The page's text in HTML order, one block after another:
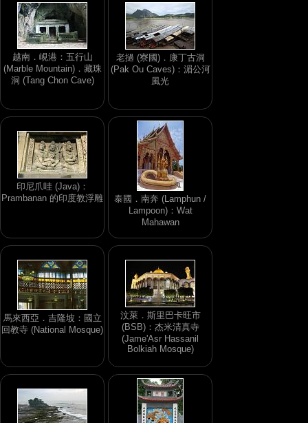
越南．峴港：五行山
(Marble Mountain)．藏珠
洞 (Tang Chon Cave)
老撾 (寮國)．康丁古洞
(Pak Ou Caves)：湄公河
風光
印尼爪哇 (Java)：
Prambanan 的印度教浮雕
泰國．南奔 (Lamphun /
Lampoon)：Wat
Mahawan
馬來西亞．吉隆坡：國立
回教寺 (National Mosque)
汶萊．斯里巴卡旺市
(BSB)：杰米清真寺
(Jame'Asr Hassanil
Bolkiah Mosque)